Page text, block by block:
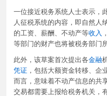
一位接近税务系统人士表示，
人征税系统的内容，即自然人
的工资、薪酬、不动产等收入
等部门的财产也将被税务部门
此外，该草案首次提出各金融
凭证 ，包括大额资金转移、企
而言，意味着不动产信息的共
交易都需要上报给税务机关，